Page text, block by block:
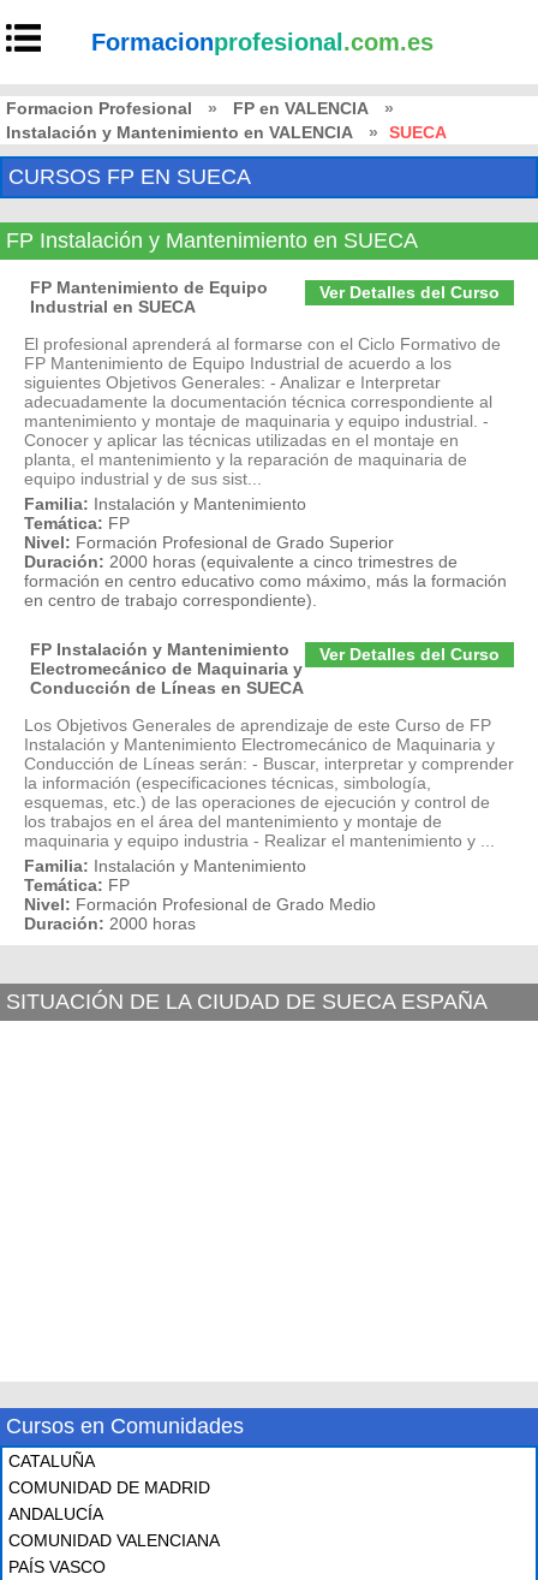
Formacionprofesional .com.es
Formacion Profesional » FP en VALENCIA
»
Instalación y Mantenimiento en VALENCIA
» SUECA
CURSOS FP EN SUECA
FP Instalación y Mantenimiento en SUECA
Ver Detalles del Curso
FP Mantenimiento de Equipo
Industrial en SUECA
El profesional aprenderá al formarse con el Ciclo Formativo de
FP Mantenimiento de Equipo Industrial de acuerdo a los
siguientes Objetivos Generales: - Analizar e Interpretar
adecuadamente la documentación técnica correspondiente al
mantenimiento y montaje de maquinaria y equipo industrial. -
Conocer y aplicar las técnicas utilizadas en el montaje en
planta, el mantenimiento y la reparación de maquinaria de
equipo industrial y de sus sist...
Familia: Instalación y Mantenimiento
Temática: FP
Nivel: Formación Profesional de Grado Superior
Duración: 2000 horas (equivalente a cinco trimestres de
formación en centro educativo como máximo, más la formación
en centro de trabajo correspondiente).
Ver Detalles del Curso
FP Instalación y Mantenimiento
Electromecánico de Maquinaria y
Conducción de Líneas en SUECA
Los Objetivos Generales de aprendizaje de este Curso de FP
Instalación y Mantenimiento Electromecánico de Maquinaria y
Conducción de Líneas serán: - Buscar, interpretar y comprender
la información (especificaciones técnicas, simbología,
esquemas, etc.) de las operaciones de ejecución y control de
los trabajos en el área del mantenimiento y montaje de
maquinaria y equipo industria - Realizar el mantenimiento y ...
Familia: Instalación y Mantenimiento
Temática: FP
Nivel: Formación Profesional de Grado Medio
Duración: 2000 horas
SITUACIÓN DE LA CIUDAD DE SUECA ESPAÑA
Cursos en Comunidades
CATALUÑA
COMUNIDAD DE MADRID
ANDALUCÍA
COMUNIDAD VALENCIANA
PAÍS VASCO